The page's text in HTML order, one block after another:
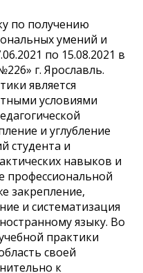
по получению
умений и
по 15.08.2021 в
г. Ярославль.
является
условиями
и углубление
студента и
навыков и
профессиональной
закрепление,
и систематизация
языку. Во
практики
своей
к